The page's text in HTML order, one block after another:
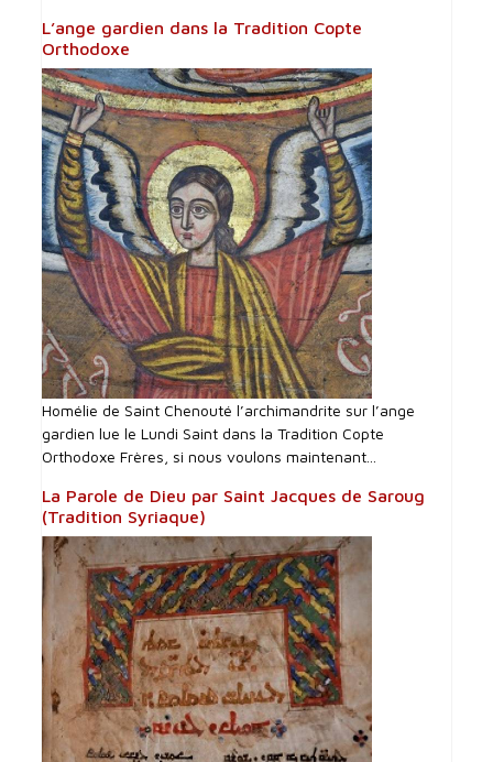
L’ange gardien dans la Tradition Copte
Orthodoxe
Homélie de Saint Chenouté l’archimandrite sur l’ange
gardien lue le Lundi Saint dans la Tradition Copte
Orthodoxe Frères, si nous voulons maintenant...
La Parole de Dieu par Saint Jacques de Saroug
(Tradition Syriaque)